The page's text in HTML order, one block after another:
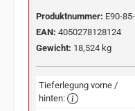
Produktnummer: E90-
EAN: 4050278128124
Gewicht: 18,524 kg
Tieferlegung vorne /
hinten: